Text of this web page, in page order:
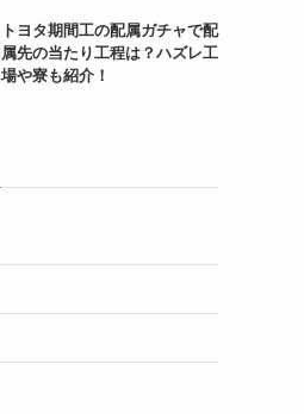
トヨタ期間工の配属ガチャで配
属先の当たり工程は？ハズレ工
場や寮も紹介！